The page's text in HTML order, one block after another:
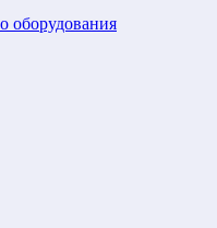
оборудования